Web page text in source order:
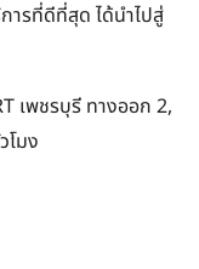
ารที่ดีที่สุด ได้นำไปสู่
เพชรบุรี ทางออก 2,
โมง